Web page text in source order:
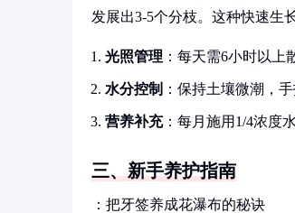
发展出3-5个分枝。这种快速生
光照管理 ：每天需6小时以上
水分控制 ：保持土壤微潮，
营养补充：每月施用1/4浓度
三、新手养护指南
：把牙签养成花瀑布的秘诀